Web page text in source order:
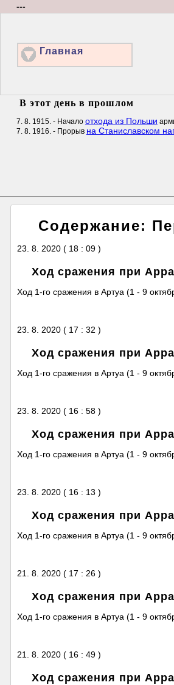
---
Главная
В этот день в прошлом
7. 8. 1915. - Начало отхода из Польши
7. 8. 1916. - Прорыв на Станиславском
Содержание:
23. 8. 2020 ( 18 : 09 )
Ход сражения при
Ход 1-го сражения в Артуа (1 - 9
23. 8. 2020 ( 17 : 32 )
Ход сражения при
Ход 1-го сражения в Артуа (1 - 9
23. 8. 2020 ( 16 : 58 )
Ход сражения при
Ход 1-го сражения в Артуа (1 - 9
23. 8. 2020 ( 16 : 13 )
Ход сражения при
Ход 1-го сражения в Артуа (1 - 9
21. 8. 2020 ( 17 : 26 )
Ход сражения при
Ход 1-го сражения в Артуа (1 - 9
21. 8. 2020 ( 16 : 49 )
Ход сражения при